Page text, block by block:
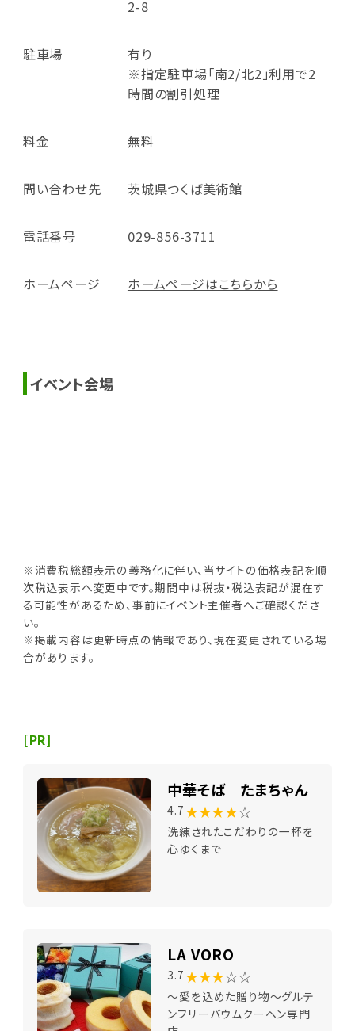
2-8
駐車場
有り
※指定駐車場「南2/北2」利用で2
時間の割引処理
料金 無料
問い合わせ先 茨城県つくば美術館
電話番号 029-856-3711
ホームページ ホームページはこちらから
イベント会場
※消費税総額表示の義務化に伴い、当サイトの価格表記を順
次税込表示へ変更中です。期間中は税抜・税込表記が混在す
る可能性があるため、事前にイベント主催者へご確認くださ
い。
※掲載内容は更新時点の情報であり、現在変更されている場
合があります。
[PR]
中華そば たまちゃん
4.7 ★★★★☆
洗練されたこだわりの一杯を
心ゆくまで
LA VORO
3.7 ★★★☆☆
～愛を込めた贈り物～グルテ
ンフリーバウムクーヘン専門